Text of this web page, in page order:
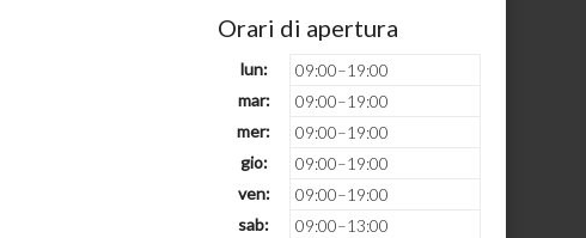
Orari di apertura
lun:
09:00–19:00
mar:
09:00–19:00
mer:
09:00–19:00
gio:
09:00–19:00
ven:
09:00–19:00
sab:
09:00–13:00